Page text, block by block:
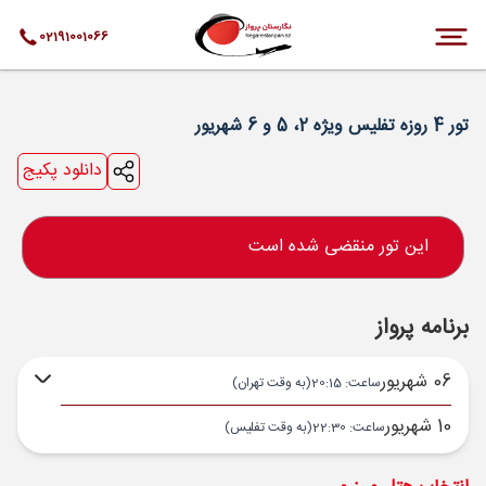
02191001066
تور 4 روزه تفلیس ویژه 2، 5 و 6 شهریور
دانلود پکیج
این تور منقضی شده است
برنامه پرواز
06 شهریور ساعت: 20:15 (به وقت تهران)
10 شهریور ساعت: 22:30 (به وقت تفلیس)